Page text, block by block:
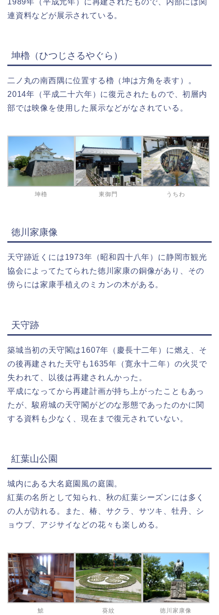
1989年（平成元年）に再建されたもので、内部には関
連資料などが展示されている。
坤櫓（ひつじさるやぐら）
二ノ丸の南西隅に位置する櫓（坤は方角を表す）。
2014年（平成二十六年）に復元されたもので、初層内
部では映像を使用した展示などがなされている。
坤櫓 東御門 うちわ
徳川家康像
天守跡近くには1973年（昭和四十八年）に静岡市観光
協会によってたてられた徳川家康の銅像があり、その
傍らには家康手植えのミカンの木がある。
天守跡
築城当初の天守閣は1607年（慶長十二年）に燃え、そ
の後再建された天守も1635年（寛永十二年）の火災で
失われて、以後は再建されんかった。
平成になってから再建計画が持ち上がったこともあっ
たが、駿府城の天守閣がどのな形態であったのかに関
する資料も少なく、現在まで復元されていない。
紅葉山公園
城内にある大名庭園風の庭園。
紅葉の名所として知られ、秋の紅葉シーズンには多く
の人が訪れる。また、椿、サクラ、サツキ、牡丹、シ
ョウブ、アジサイなどの花々も楽しめる。
鯱 葵紋 徳川家康像